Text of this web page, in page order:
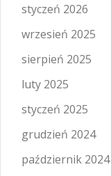
styczeń 2026
wrzesień 2025
sierpień 2025
luty 2025
styczeń 2025
grudzień 2024
październik 2024